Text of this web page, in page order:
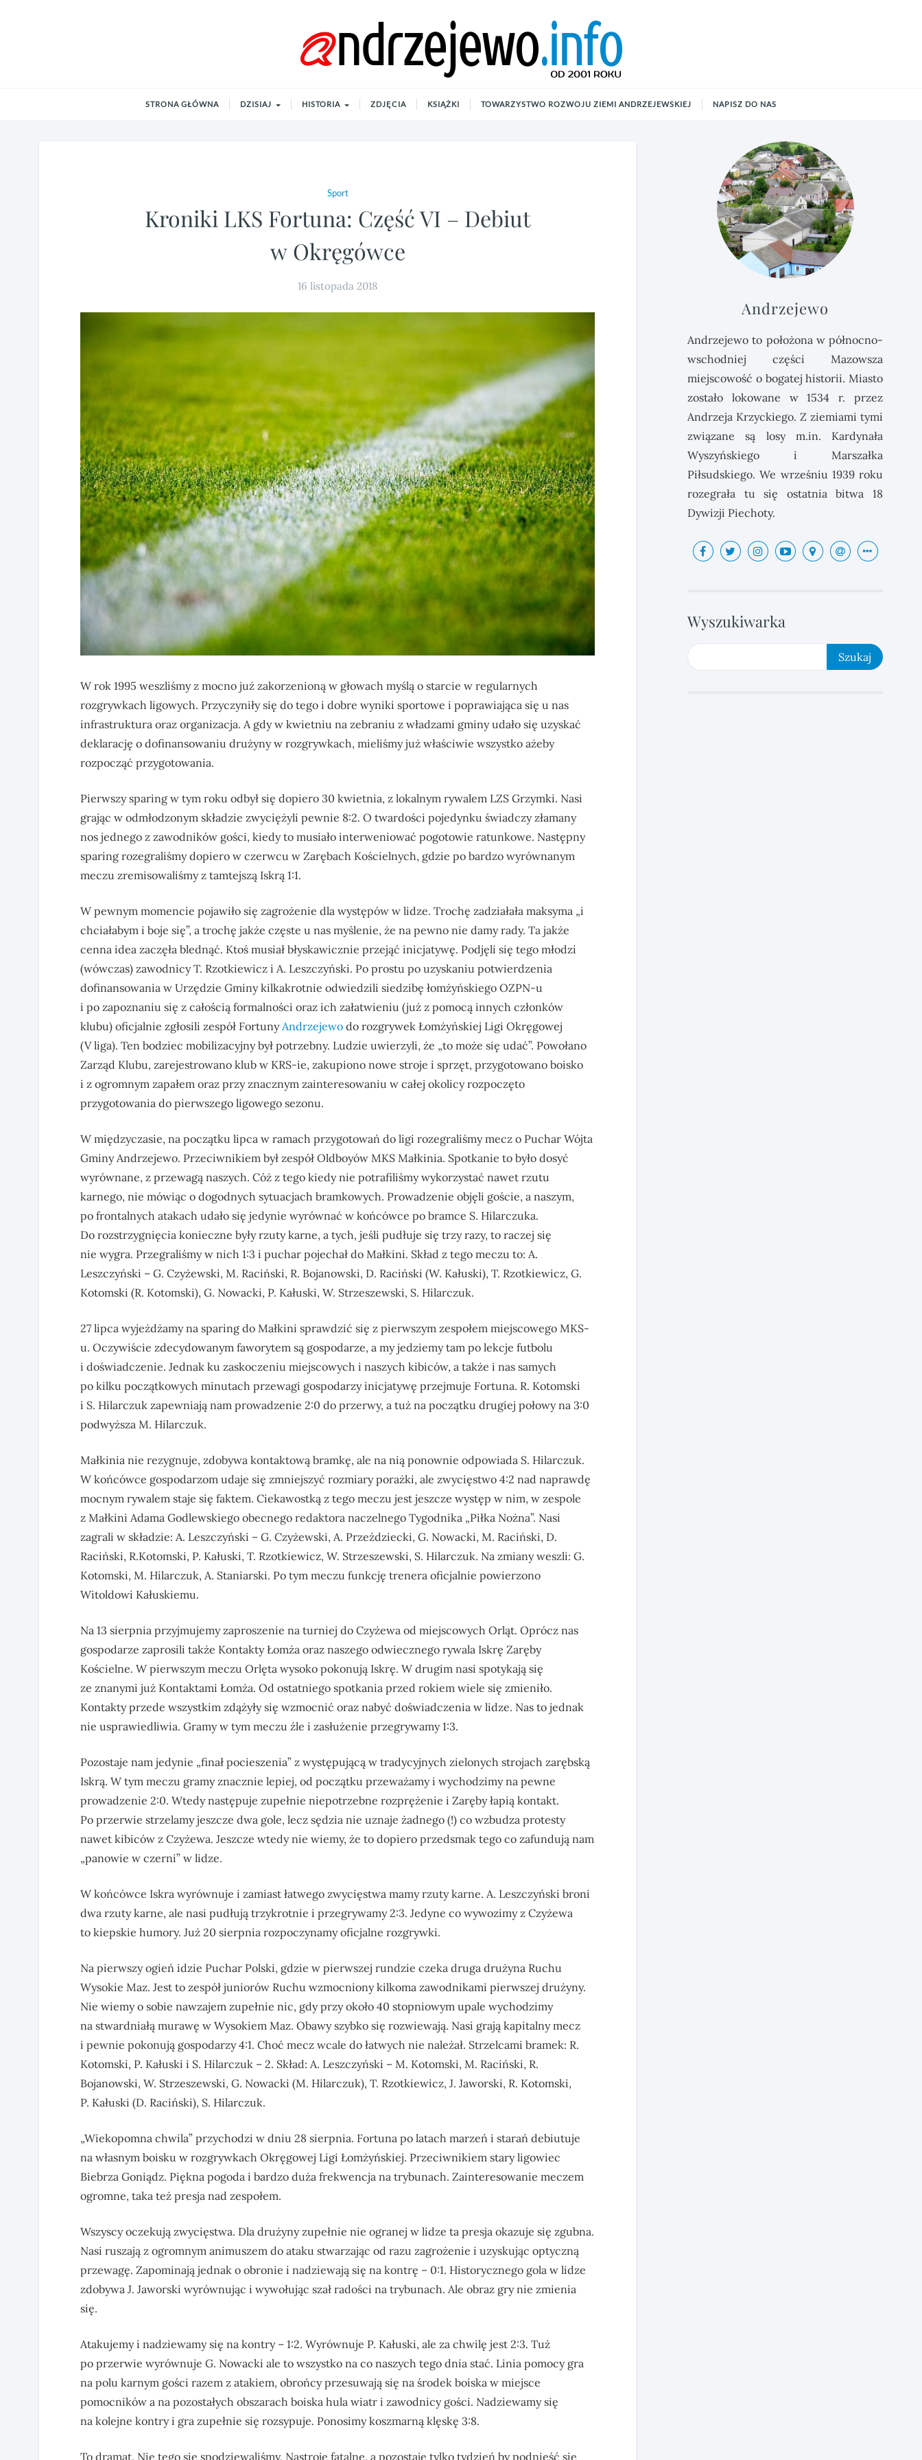
STRONA GŁÓWNA DZISIAJ HISTORIA ZDJĘCIA KSIĄŻKI TOWARZYSTWO ROZWOJU ZIEMI ANDRZEJEWSKIEJ NAPISZ DO NAS
Sport
Kroniki LKS Fortuna: Część VI – Debiut
w Okręgówce
16 listopada 2018
W rok 1995 weszliśmy z mocno już zakorzenioną w głowach myślą o starcie w regularnych
rozgrywkach ligowych. Przyczyniły się do tego i dobre wyniki sportowe i poprawiająca się u nas
infrastruktura oraz organizacja. A gdy w kwietniu na zebraniu z władzami gminy udało się uzyskać
deklarację o dofinansowaniu drużyny w rozgrywkach, mieliśmy już właściwie wszystko ażeby
rozpocząć przygotowania.
Pierwszy sparing w tym roku odbył się dopiero 30 kwietnia, z lokalnym rywalem LZS Grzymki. Nasi
grając w odmłodzonym składzie zwyciężyli pewnie 8:2. O twardości pojedynku świadczy złamany
nos jednego z zawodników gości, kiedy to musiało interweniować pogotowie ratunkowe. Następny
sparing rozegraliśmy dopiero w czerwcu w Zarębach Kościelnych, gdzie po bardzo wyrównanym
meczu zremisowaliśmy z tamtejszą Iskrą 1:1.
W pewnym momencie pojawiło się zagrożenie dla występów w lidze. Trochę zadziałała maksyma „i
chciałabym i boje się”, a trochę jakże częste u nas myślenie, że na pewno nie damy rady. Ta jakże
cenna idea zaczęła blednąć. Ktoś musiał błyskawicznie przejąć inicjatywę. Podjęli się tego młodzi
(wówczas) zawodnicy T. Rzotkiewicz i A. Leszczyński. Po prostu po uzyskaniu potwierdzenia
dofinansowania w Urzędzie Gminy kilkakrotnie odwiedzili siedzibę łomżyńskiego OZPN-u
i po zapoznaniu się z całością formalności oraz ich załatwieniu (już z pomocą innych członków
klubu) oficjalnie zgłosili zespół FortunyAndrzejewo do rozgrywek Łomżyńskiej Ligi Okręgowej
(V liga). Ten bodziec mobilizacyjny był potrzebny. Ludzie uwierzyli, że „to może się udać”. Powołano
Zarząd Klubu, zarejestrowano klub w KRS-ie, zakupiono nowe stroje i sprzęt, przygotowano boisko
i z ogromnym zapałem oraz przy znacznym zainteresowaniu w całej okolicy rozpoczęto
przygotowania do pierwszego ligowego sezonu.
W międzyczasie, na początku lipca w ramach przygotowań do ligi rozegraliśmy mecz o Puchar Wójta
Gminy Andrzejewo. Przeciwnikiem był zespół Oldboyów MKS Małkinia. Spotkanie to było dosyć
wyrównane, z przewagą naszych. Cóż z tego kiedy nie potrafiliśmy wykorzystać nawet rzutu
karnego, nie mówiąc o dogodnych sytuacjach bramkowych. Prowadzenie objęli goście, a naszym,
po frontalnych atakach udało się jedynie wyrównać w końcówce po bramce S. Hilarczuka.
Do rozstrzygnięcia konieczne były rzuty karne, a tych, jeśli pudłuje się trzy razy, to raczej się
nie wygra. Przegraliśmy w nich 1:3 i puchar pojechał do Małkini. Skład z tego meczu to: A.
Leszczyński – G. Czyżewski, M. Raciński, R. Bojanowski, D. Raciński (W. Kałuski), T. Rzotkiewicz, G.
Kotomski (R. Kotomski), G. Nowacki, P. Kałuski, W. Strzeszewski, S. Hilarczuk.
27 lipca wyjeżdżamy na sparing do Małkini sprawdzić się z pierwszym zespołem miejscowego MKS-
u. Oczywiście zdecydowanym faworytem są gospodarze, a my jedziemy tam po lekcje futbolu
i doświadczenie. Jednak ku zaskoczeniu miejscowych i naszych kibiców, a także i nas samych
po kilku początkowych minutach przewagi gospodarzy inicjatywę przejmuje Fortuna. R. Kotomski
i S. Hilarczuk zapewniają nam prowadzenie 2:0 do przerwy, a tuż na początku drugiej połowy na 3:0
podwyższa M. Hilarczuk.
Małkinia nie rezygnuje, zdobywa kontaktową bramkę, ale na nią ponownie odpowiada S. Hilarczuk.
W końcówce gospodarzom udaje się zmniejszyć rozmiary porażki, ale zwycięstwo 4:2 nad naprawdę
mocnym rywalem staje się faktem. Ciekawostką z tego meczu jest jeszcze występ w nim, w zespole
z Małkini Adama Godlewskiego obecnego redaktora naczelnego Tygodnika „Piłka Nożna”. Nasi
zagrali w składzie: A. Leszczyński – G. Czyżewski, A. Przeździecki, G. Nowacki, M. Raciński, D.
Raciński, R.Kotomski, P. Kałuski, T. Rzotkiewicz, W. Strzeszewski, S. Hilarczuk. Na zmiany weszli: G.
Kotomski, M. Hilarczuk, A. Staniarski. Po tym meczu funkcję trenera oficjalnie powierzono
Witoldowi Kałuskiemu.
Na 13 sierpnia przyjmujemy zaproszenie na turniej do Czyżewa od miejscowych Orląt. Oprócz nas
gospodarze zaprosili także Kontakty Łomża oraz naszego odwiecznego rywala Iskrę Zaręby
Kościelne. W pierwszym meczu Orlęta wysoko pokonują Iskrę. W drugim nasi spotykają się
ze znanymi już Kontaktami Łomża. Od ostatniego spotkania przed rokiem wiele się zmieniło.
Kontakty przede wszystkim zdążyły się wzmocnić oraz nabyć doświadczenia w lidze. Nas to jednak
nie usprawiedliwia. Gramy w tym meczu źle i zasłużenie przegrywamy 1:3.
Pozostaje nam jedynie „finał pocieszenia” z występującą w tradycyjnych zielonych strojach zarębską
Iskrą. W tym meczu gramy znacznie lepiej, od początku przeważamy i wychodzimy na pewne
prowadzenie 2:0. Wtedy następuje zupełnie niepotrzebne rozprężenie i Zaręby łapią kontakt.
Po przerwie strzelamy jeszcze dwa gole, lecz sędzia nie uznaje żadnego (!) co wzbudza protesty
nawet kibiców z Czyżewa. Jeszcze wtedy nie wiemy, że to dopiero przedsmak tego co zafundują nam
„panowie w czerni” w lidze.
W końcówce Iskra wyrównuje i zamiast łatwego zwycięstwa mamy rzuty karne. A. Leszczyński broni
dwa rzuty karne, ale nasi pudłują trzykrotnie i przegrywamy 2:3. Jedyne co wywozimy z Czyżewa
to kiepskie humory. Już 20 sierpnia rozpoczynamy oficjalne rozgrywki.
Na pierwszy ogień idzie Puchar Polski, gdzie w pierwszej rundzie czeka druga drużyna Ruchu
Wysokie Maz. Jest to zespół juniorów Ruchu wzmocniony kilkoma zawodnikami pierwszej drużyny.
Nie wiemy o sobie nawzajem zupełnie nic, gdy przy około 40 stopniowym upale wychodzimy
na stwardniałą murawę w Wysokiem Maz. Obawy szybko się rozwiewają. Nasi grają kapitalny mecz
i pewnie pokonują gospodarzy 4:1. Choć mecz wcale do łatwych nie należał. Strzelcami bramek: R.
Kotomski, P. Kałuski i S. Hilarczuk – 2. Skład: A. Leszczyński – M. Kotomski, M. Raciński, R.
Bojanowski, W. Strzeszewski, G. Nowacki (M. Hilarczuk), T. Rzotkiewicz, J. Jaworski, R. Kotomski,
P. Kałuski (D. Raciński), S. Hilarczuk.
„Wiekopomna chwila” przychodzi w dniu 28 sierpnia. Fortuna po latach marzeń i starań debiutuje
na własnym boisku w rozgrywkach Okręgowej Ligi Łomżyńskiej. Przeciwnikiem stary ligowiec
Biebrza Goniądz. Piękna pogoda i bardzo duża frekwencja na trybunach. Zainteresowanie meczem
ogromne, taka też presja nad zespołem.
Wszyscy oczekują zwycięstwa. Dla drużyny zupełnie nie ogranej w lidze ta presja okazuje się zgubna.
Nasi ruszają z ogromnym animuszem do ataku stwarzając od razu zagrożenie i uzyskując optyczną
przewagę. Zapominają jednak o obronie i nadziewają się na kontrę – 0:1. Historycznego gola w lidze
zdobywa J. Jaworski wyrównując i wywołując szał radości na trybunach. Ale obraz gry nie zmienia
się.
Atakujemy i nadziewamy się na kontry – 1:2. Wyrównuje P. Kałuski, ale za chwilę jest 2:3. Tuż
po przerwie wyrównuje G. Nowacki ale to wszystko na co naszych tego dnia stać. Linia pomocy gra
na polu karnym gości razem z atakiem, obrońcy przesuwają się na środek boiska w miejsce
pomocników a na pozostałych obszarach boiska hula wiatr i zawodnicy gości. Nadziewamy się
na kolejne kontry i gra zupełnie się rozsypuje. Ponosimy koszmarną klęskę 3:8.
To dramat. Nie tego się spodziewaliśmy. Nastroje fatalne, a pozostaje tylko tydzień by podnieść się
Andrzejewo
Andrzejewo to położona w północno-
wschodniej części Mazowsza
miejscowość o bogatej historii. Miasto
zostało lokowane w 1534 r. przez
Andrzeja Krzyckiego. Z ziemiami tymi
związane są losy m.in. Kardynała
Wyszyńskiego i Marszałka
Piłsudskiego. We wrześniu 1939 roku
rozegrała tu się ostatnia bitwa 18
Dywizji Piechoty.
Wyszukiwarka